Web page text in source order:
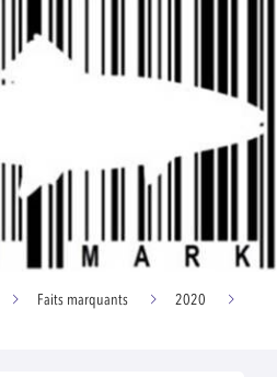
Faits marquants
2020